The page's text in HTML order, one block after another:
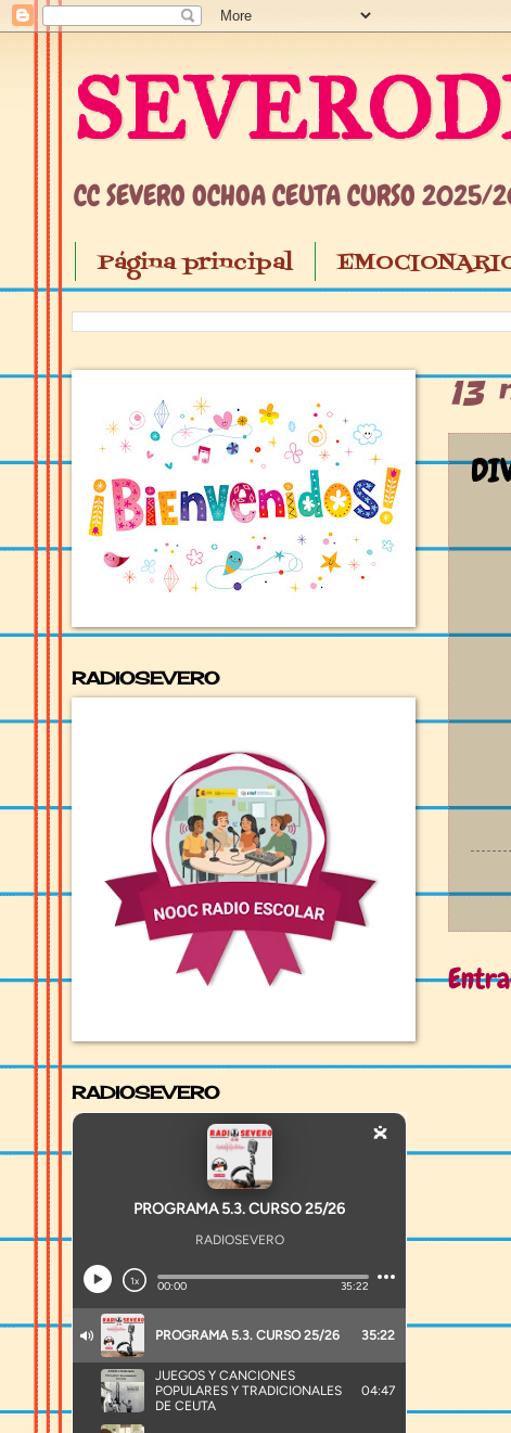
CC SEVERO OCHOA CEUTA CURSO
Página principal
13
RADIOSEVERO
RADIOSEVERO